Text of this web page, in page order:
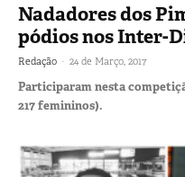
Nadadores dos
pódios nos Inter-
Redação - 24 de Março, 2017
Participaram nesta
217 femininos).